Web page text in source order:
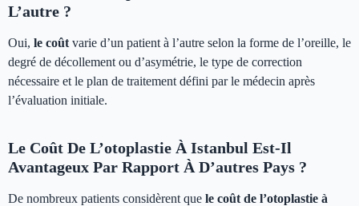
L’autre ?
Oui, le coût varie d’un patient à l’autre selon la forme de l’oreille, le
degré de décollement ou d’asymétrie, le type de correction
nécessaire et le plan de traitement défini par le médecin après
l’évaluation initiale.
Le Coût De L’otoplastie À Istanbul Est-Il
Avantageux Par Rapport À D’autres Pays ?
De nombreux patients considèrent que le coût de l’otoplastie à